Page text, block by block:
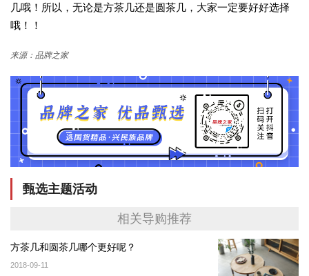
几哦！所以，无论是方茶几还是圆茶几，大家一定要好好选择
哦！！
来源：品牌之家
甄选主题活动
相关导购推荐
方茶几和圆茶几哪个更好呢？
2018-09-11